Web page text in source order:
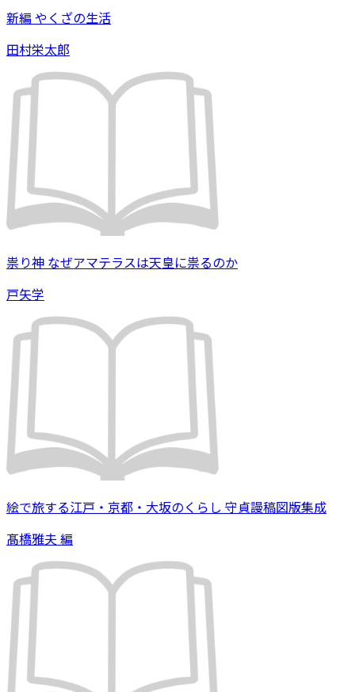
新編 やくざの生活
田村栄太郎
祟り神 なぜアマテラスは天皇に祟るのか
戸矢学
絵で旅する江戸・京都・大坂のくらし 守貞謾稿図版集成
髙橋雅夫 編